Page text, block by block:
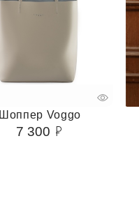
Шоппер Voggo
7 300